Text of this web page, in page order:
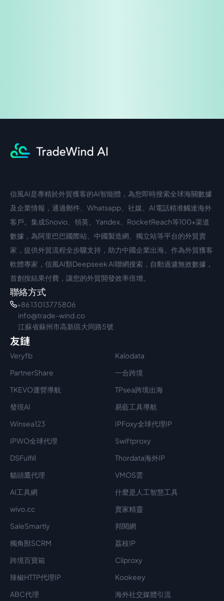
中文入口
信風AI是專精於外貿獲客的AI智能體，為您即時搜索全球海關數據
及企業情報，通過郵件、Whatsapp、社媒、AI電話精准觸達海外
客戶。集成Snovio、領英、Yandex、RocketReach等100+渠道
數據，為阿里巴巴國際站、中國製造網、獨立站等平台的外貿賣
家，提供外貿流程全步驟支持，助力中國企業出海。作為外貿獲客
軟體專家，信風AI類Deepseek AI聯網搜索，自動過濾無效數據，
首創按結果付費，讓您的外貿開發效率倍增。
聯絡方式
+86 13013775806
info@trade-wind.co
江蘇省蘇州市高新區大同路5號
友鏈
Veryfb
Kalodata
PartnerShare
一合跨境
TKEVO運營導航
TPsea跨境出海
發現AI
易藍工具導航
Winsea123
IPFoxy全球代理IP
IPWO全球代理
Swiftproxy
DSFulfill
Thordata海外IP
貓頭鷹代理
VMOS雲
AI工具網
什麼是人工智慧工具
wivo.cc
賣家精靈
SaleSmartly
邦閱網
獨角獸SCRM
荔枝IP
跨境百寶箱
Cliproxy
辣椒HTTP代理IP
Kookeey
ABC代理
海外社交媒體引流